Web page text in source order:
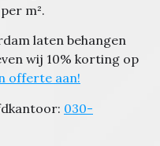
m².
laten behangen
wij 10% korting op
offerte aan!
030-